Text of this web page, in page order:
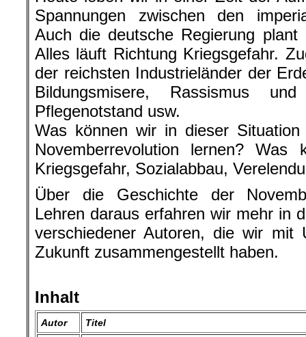
Spannungen zwischen den
Auch die deutsche Regierung plant
Alles läuft Richtung Kriegsgefahr.
der reichsten Industrieländer der
Bildungsmisere, Rassismus
Pflegenotstand usw.
Was können wir in dieser
Novemberrevolution lernen?
Kriegsgefahr, Sozialabbau,
Über die Geschichte der
Lehren daraus erfahren wir mehr in
verschiedener Autoren, die wir mit
Zukunft zusammengestellt haben.
Inhalt
Autor Titel